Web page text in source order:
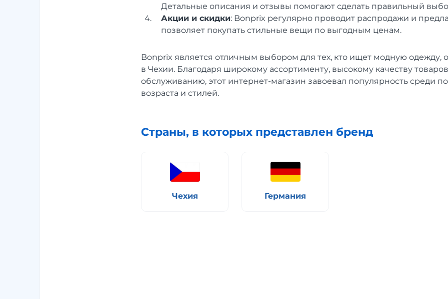
Детальные описания и отзывы помогают сделать правильный
Акции и скидки: Bonprix регулярно проводит распродажи и
позволяет покупать стильные вещи по выгодным ценам.
Bonprix является отличным выбором для тех, кто ищет модную одежду,
в Чехии. Благодаря широкому ассортименту, высокому качеству
обслуживанию, этот интернет-магазин завоевал популярность среди
возраста и стилей.
Страны, в которых представлен бренд
Чехия Германия